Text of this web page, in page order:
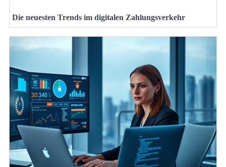
Die neuesten Trends im digitalen Zahlungsverkehr